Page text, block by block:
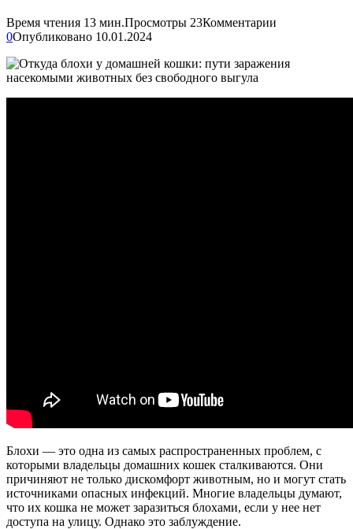
Время чтения 13 мин.Просмотры 23Комментарии
0Опубликовано 10.01.2024
Блохи — это одна из самых распространенных проблем, с
которыми владельцы домашних кошек сталкиваются. Они
причиняют не только дискомфорт животным, но и могут стать
источниками опасных инфекций. Многие владельцы думают,
что их кошка не может заразиться блохами, если у нее нет
доступа на улицу. Однако это заблуждение.